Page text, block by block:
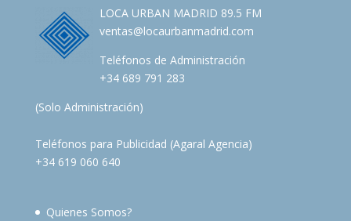
LOCA URBAN MADRID 89.5 FM
ventas@locaurbanmadrid.com
Teléfonos de Administración
+34 689 791 283
(Solo Administración)
Teléfonos para Publicidad (Agaral Agencia)
+34 619 060 640
Quienes Somos?